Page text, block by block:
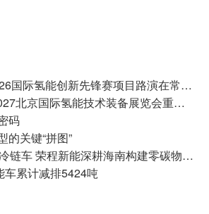
从愿景到行动｜2026国际氢能创新先锋赛项目路演在常州成功举办
全球启动｜HEIE2027北京国际氢能技术装备展览会重磅启幕！
码
的关键“拼图”
批量交付40台氢能冷链车 荣程新能深耕海南构建零碳物流示范标杆
车累计减排5424吨